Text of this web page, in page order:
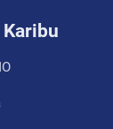
Karibu